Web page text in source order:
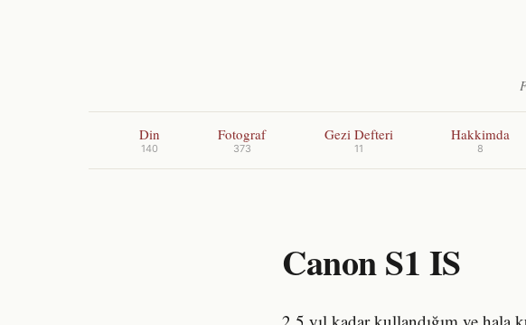
Din
140
Fotograf
373
Gezi Defteri
11
Hakkimda
8
Canon S1 IS